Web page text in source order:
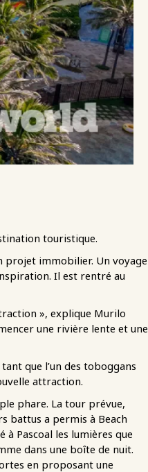
touristique.
projet immobilier. Un voyage
Il est rentré au
», explique Murilo
une rivière lente et une
que l’un des toboggans
attraction.
phare. La tour prévue,
battus a permis à Beach
Pascoal les lumières que
dans une boîte de nuit.
en proposant une